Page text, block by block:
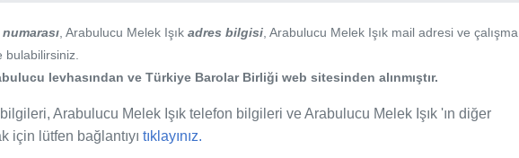
, Arabulucu Melek Işık adres bilgisi , Arabulucu Melek Işık mail adresi ve çalışma
levhasından ve Türkiye Barolar Birliği web sitesinden alınmıştır.
Arabulucu Melek Işık telefon bilgileri ve Arabulucu Melek Işık 'ın diğer
için lütfen bağlantıyı tıklayınız.